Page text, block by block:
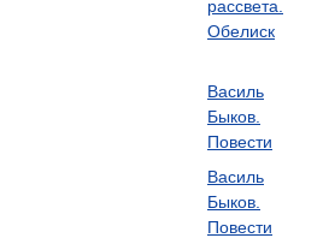
рассвета.
Обелиск
Василь
Быков.
Повести
Василь
Быков.
Повести